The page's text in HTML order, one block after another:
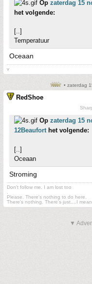
Op zaterdag 15
het volgende:
[..]
Temperatuur
Oceaan
v
• zaterdag
RedShoe
Op zaterdag 15
12Beauforthet volgende:
[..]
Oceaan
Stroming
Don't follow me. I am lost too
Please. There's nothing to do here.
There's nothing. There's just....I
▼